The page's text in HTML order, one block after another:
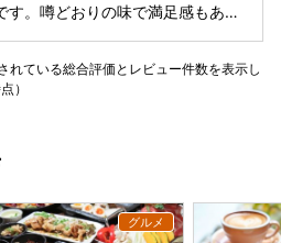
す。噂どおりの味で満足感もあ
セになる味で、また食べたくなる
ち寄りたいおすすめのお店です。
れている総合評価とレビュー件数を表示し
）